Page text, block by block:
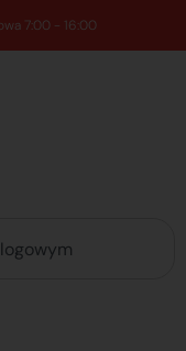
7:00 - 16:00